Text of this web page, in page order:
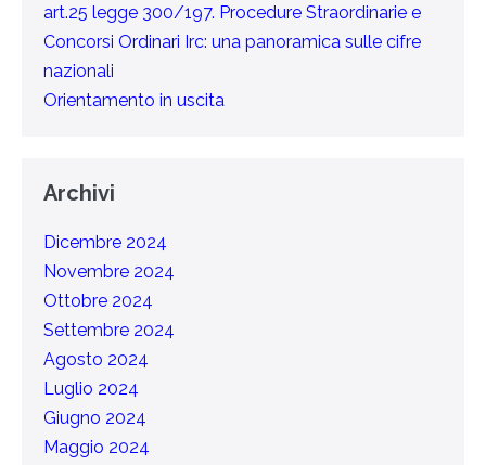
art.25 legge 300/197. Procedure Straordinarie e
Concorsi Ordinari Irc: una panoramica sulle cifre
nazionali
Orientamento in uscita
Archivi
Dicembre 2024
Novembre 2024
Ottobre 2024
Settembre 2024
Agosto 2024
Luglio 2024
Giugno 2024
Maggio 2024